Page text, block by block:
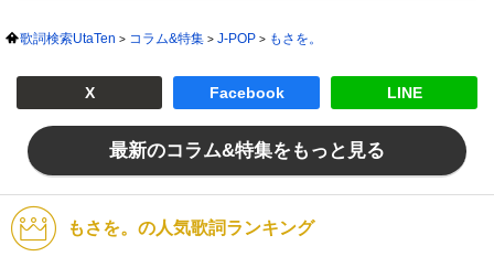
歌詞検索UtaTen コラム&特集 J-POP もさを。
X Facebook LINE
最新のコラム&特集をもっと見る
もさを。の人気歌詞ランキング